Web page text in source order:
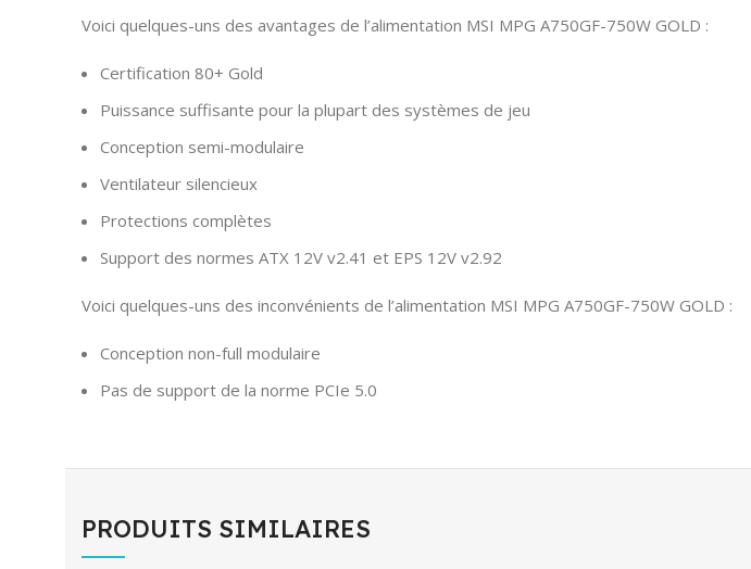
Voici quelques-uns des avantages de l’alimentation MSI MPG A750GF-750W GOLD :
Certification 80+ Gold
Puissance suffisante pour la plupart des systèmes de jeu
Conception semi-modulaire
Ventilateur silencieux
Protections complètes
Support des normes ATX 12V v2.41 et EPS 12V v2.92
Voici quelques-uns des inconvénients de l’alimentation MSI MPG A750GF-750W GOLD :
Conception non-full modulaire
Pas de support de la norme PCIe 5.0
PRODUITS SIMILAIRES